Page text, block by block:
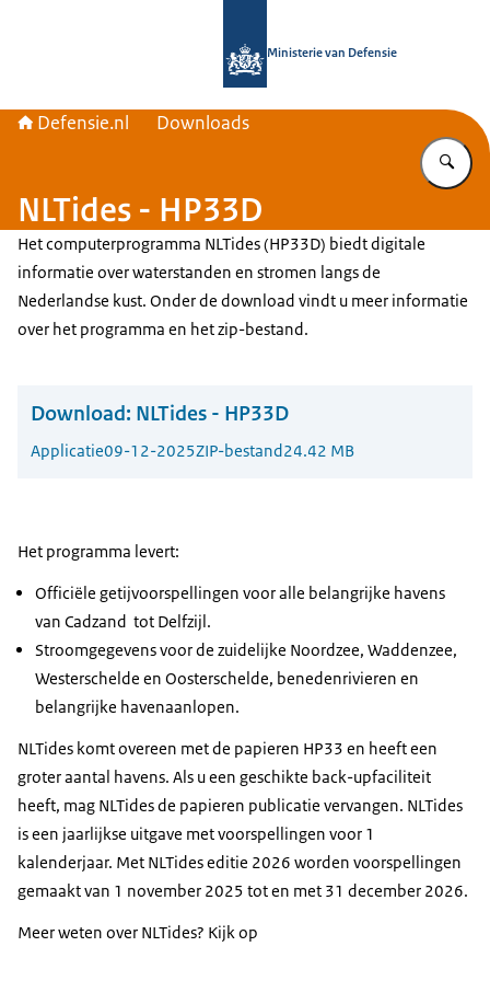
Ministerie van Defensie
Defensie.nl Downloads
NLTides - HP33D
Het computerprogramma NLTides(HP33D) biedt digitale
informatie over waterstanden en stromen langs de
Nederlandse kust. Onder de download vindt u meer informatie
over het programma en het zip-bestand.
Download: NLTides - HP33D
Applicatie09-12-2025ZIP-bestand24.42 MB
Het programma levert:
Officiële getijvoorspellingen voor alle belangrijke havens
van Cadzand tot Delfzijl.
Stroomgegevens voor de zuidelijke Noordzee, Waddenzee,
Westerschelde en Oosterschelde, benedenrivieren en
belangrijke havenaanlopen.
NLTides komt overeen met de papieren HP33 en heeft een
groter aantal havens. Als u een geschikte back-upfaciliteit
heeft, mag NLTidesde papieren publicatie vervangen. NLTides
is een jaarlijkse uitgave met voorspellingen voor 1
kalenderjaar. Met NLTideseditie 2026 worden voorspellingen
gemaakt van 1 november 2025 tot en met 31 december 2026.
Meer weten over NLTides? Kijk op